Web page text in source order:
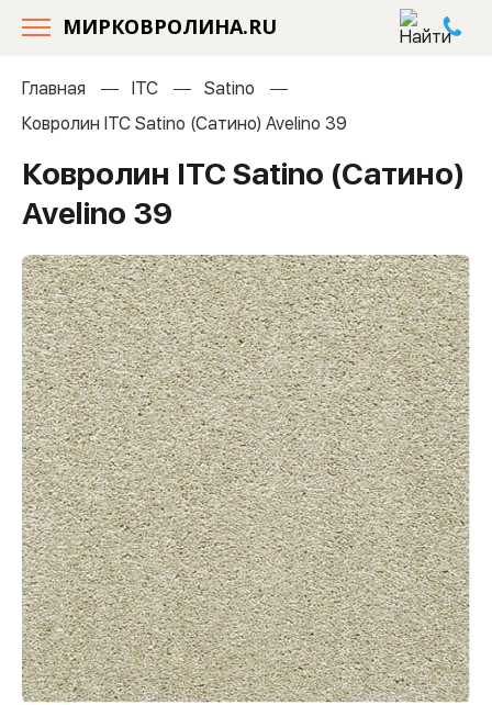
МИРКОВРОЛИНА.RU
Главная ITC
Satino
Ковролин ITC Satino (Сатино) Avelino 39
Ковролин ITC Satino (Сатино)
Avelino 39